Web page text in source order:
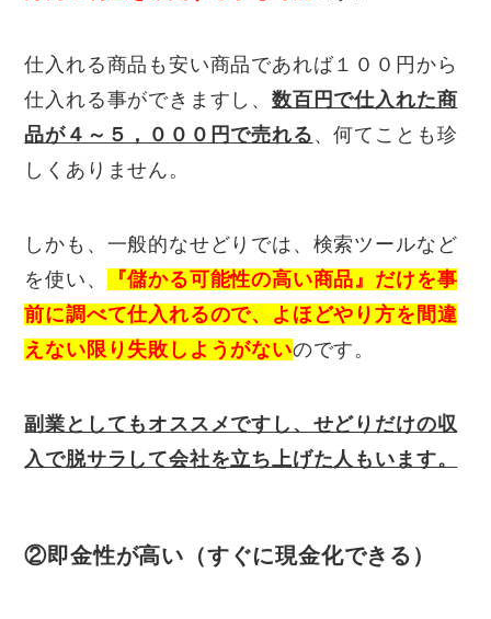
仕入れる商品も安い商品であれば１００円から
仕入れる事ができますし、数百円で仕入れた商
品が４～５，０００円で売れる 、何てことも珍
しくありません。
しかも、一般的なせどりでは、検索ツールなど
を使い、
『儲かる可能性の高い商品』だけを事
前に調べて仕入れるので、 よほどやり方を間違
えない限り失敗しようがないのです。
副業としてもオススメですし、せどりだけの収
入で脱サラして会社を立ち上げた人もいます。
②即金性が高い（すぐに現金化できる）